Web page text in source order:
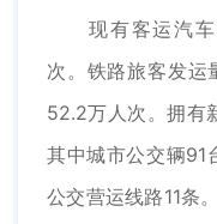
现有客运汽车
次。铁路旅客发运
52.2万人次。拥有
其中城市公交辆91
公交营运线路11条